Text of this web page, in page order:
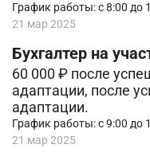
График работы: с 8:00 до
21 мар 2025
Бухгалтер на
60 000 ₽ после
адаптации, после
адаптации.
График работы: с 9:00 до
21 мар 2025